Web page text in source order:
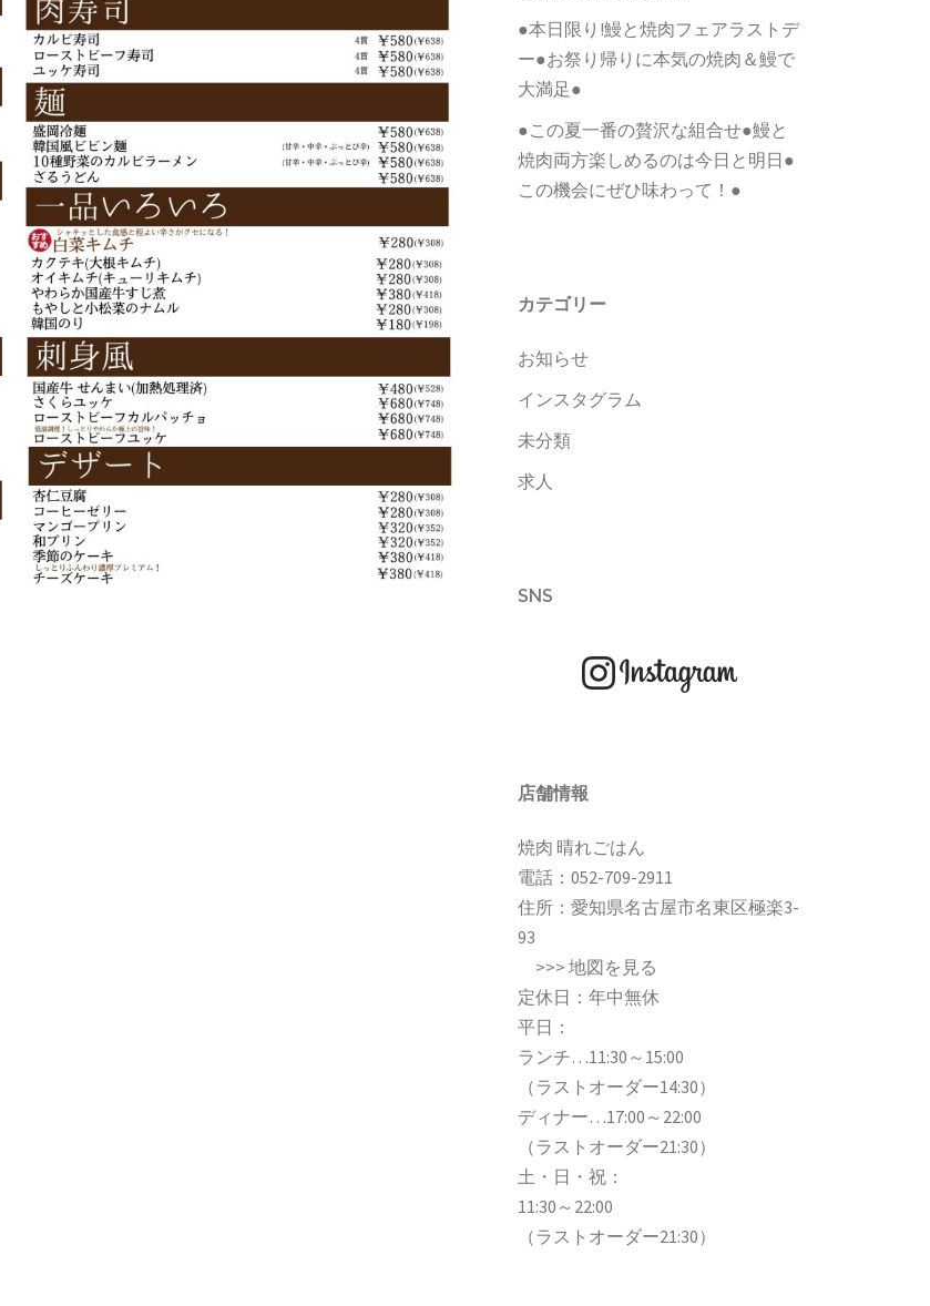
●本日限り!鰻と焼肉フェアラストデ
ー●お祭り帰りに本気の焼肉＆鰻で
大満足●
●この夏一番の贅沢な組合せ●鰻と
焼肉両方楽しめるのは今日と明日●
この機会にぜひ味わって！●
カテゴリー
お知らせ
インスタグラム
未分類
求人
SNS
店舗情報
焼肉 晴れごはん
電話： 052-709-2911
住所：愛知県名古屋市名東区極楽3-
93
>>> 地図を見る
定休日：年中無休
平日：
ランチ…11:30～15:00
（ラストオーダー14:30）
ディナー…17:00～22:00
（ラストオーダー21:30）
土・日・祝：
11:30～22:00
（ラストオーダー21:30）